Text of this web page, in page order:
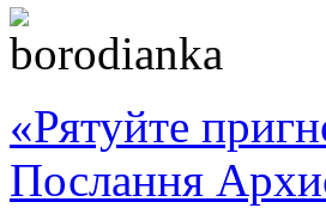
«Рятуйте
Послання